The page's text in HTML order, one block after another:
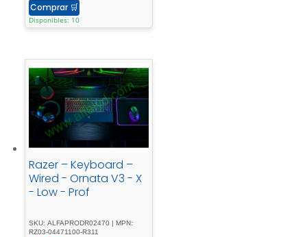
Comprar 🛒
Disponibles: 10
Razer – Keyboard –
Wired - Ornata V3 - X
- Low - Prof
SKU: ALFAPRODR02470 | MPN:
RZ03-04471100-R311